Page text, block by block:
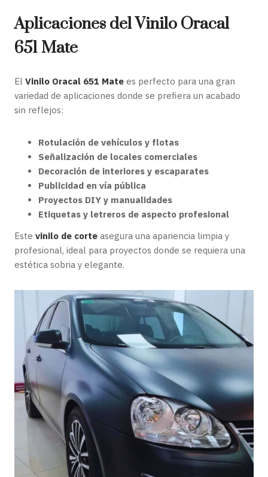
Aplicaciones del Vinilo Oracal
651 Mate
El Vinilo Oracal 651 Mate es perfecto para una gran
variedad de aplicaciones donde se prefiera un acabado
sin reflejos:
Rotulación de vehículos y flotas
Señalización de locales comerciales
Decoración de interiores y escaparates
Publicidad en vía pública
Proyectos DIY y manualidades
Etiquetas y letreros de aspecto profesional
Este vinilo de corte asegura una apariencia limpia y
profesional, ideal para proyectos donde se requiera una
estética sobria y elegante.